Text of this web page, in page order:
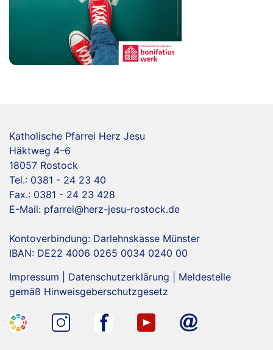
Katholische Pfarrei Herz Jesu
Häktweg 4–6
18057 Rostock
Tel.: 0381 - 24 23 40
Fax.: 0381 - 24 23 428
E-Mail: pfarrei@herz-jesu-rostock.de
Kontoverbindung: Darlehnskasse Münster
IBAN: DE22 4006 0265 0034 0240 00
Impressum
Datenschutzerklärung
Meldestelle
gemäß Hinweisgeberschutzgesetz